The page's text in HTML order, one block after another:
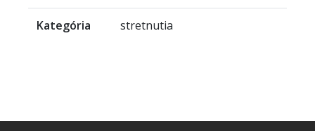
Kategória stretnutia